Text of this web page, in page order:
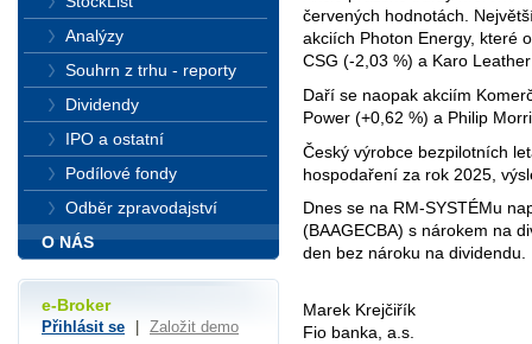
červených hodnotách.
akciích Photon Energy, které
CSG (-2,03 %) a Karo
Daří se naopak akciím
Power (+0,62 %) a Philip
Český výrobce bezpilotních
hospodaření za rok 2025,
Dnes se na RM-SYSTÉMu
(BAAGECBA) s nárokem na
den bez nároku na dividendu.
Marek Krejčiřík
Fio banka, a.s.
Analýzy
Souhrn z trhu - reporty
Dividendy
IPO a ostatní
Podílové fondy
Odběr zpravodajství
O NÁS
e-Broker
Přihlásit se Založit demo